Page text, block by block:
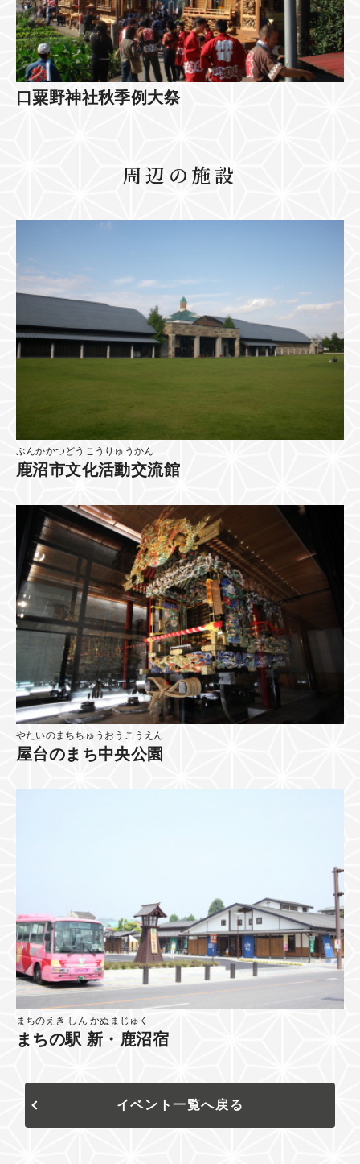
口粟野神社秋季例大祭
周辺の施設
ぶんかかつどうこうりゅうかん
鹿沼市文化活動交流館
やたいのまちちゅうおうこうえん
屋台のまち中央公園
まちのえき しん かぬまじゅく
まちの駅 新・鹿沼宿
イベント一覧へ戻る